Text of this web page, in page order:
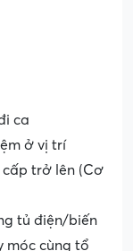
ca
ở vị trí
trở lên (Cơ
tủ điện/biến
móc cùng tổ